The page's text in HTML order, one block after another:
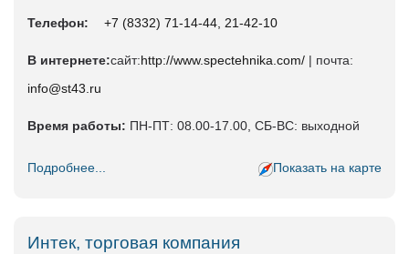
Телефон: +7 (8332) 71-14-44, 21-42-10
В интернете:сайт:http://www.spectehnika.com/ | почта:
info@st43.ru
Время работы: ПН-ПТ: 08.00-17.00, СБ-ВС: выходной
Подробнее... Показать на карте
Интек, торговая компания